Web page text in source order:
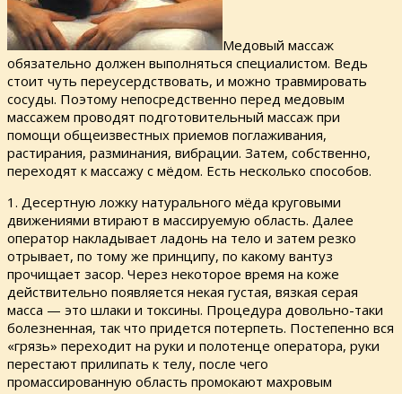
Медовый массаж
обязательно должен выполняться специалистом. Ведь
стоит чуть переусердствовать, и можно травмировать
сосуды. Поэтому непосредственно перед медовым
массажем проводят подготовительный массаж при
помощи общеизвестных приемов поглаживания,
растирания, разминания, вибрации. Затем, собственно,
переходят к массажу с мёдом. Есть несколько способов.
1. Десертную ложку натурального мёда круговыми
движениями втирают в массируемую область. Далее
оператор накладывает ладонь на тело и затем резко
отрывает, по тому же принципу, по какому вантуз
прочищает засор. Через некоторое время на коже
действительно появляется некая густая, вязкая серая
масса — это шлаки и токсины. Процедура довольно-таки
болезненная, так что придется потерпеть. Постепенно вся
«грязь» переходит на руки и полотенце оператора, руки
перестают прилипать к телу, после чего
промассированную область промокают махровым